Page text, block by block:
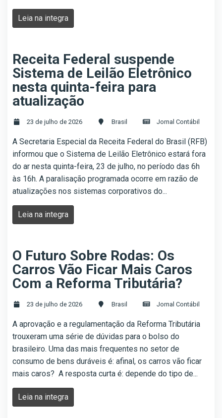
Leia na integra
Receita Federal suspende
Sistema de Leilão Eletrônico
nesta quinta-feira para
atualização
23 de julho de 2026 Brasil Jornal Contábil
A Secretaria Especial da Receita Federal do Brasil (RFB)
informou que o Sistema de Leilão Eletrônico estará fora
do ar nesta quinta-feira, 23 de julho, no período das 6h
às 16h. A paralisação programada ocorre em razão de
atualizações nos sistemas corporativos do...
Leia na integra
O Futuro Sobre Rodas: Os
Carros Vão Ficar Mais Caros
Com a Reforma Tributária?
23 de julho de 2026 Brasil Jornal Contábil
A aprovação e a regulamentação da Reforma Tributária
trouxeram uma série de dúvidas para o bolso do
brasileiro. Uma das mais frequentes no setor de
consumo de bens duráveis é: afinal, os carros vão ficar
mais caros? A resposta curta é: depende do tipo de...
Leia na integra